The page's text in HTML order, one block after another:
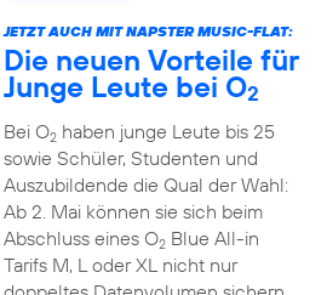
JETZT AUCH MIT NAPSTER MUSIC-FLAT:
Die neuen Vorteile für
Junge Leute bei O2
Bei O2haben junge Leute bis 25
sowie Schüler, Studenten und
Auszubildende die Qual der Wahl:
Ab 2. Mai können sie sich beim
Abschluss eines O2Blue All-in
Tarifs M, L oder XL nicht nur